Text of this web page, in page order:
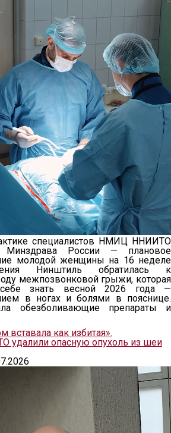
специалистов НМИЦ ННИИТО
России — плановое
молодой женщины на 16 неделе
Нинштиль обратилась к
межпозвонковой грыжи, которая
знать весной 2026 года —
в ногах и болями в пояснице.
обезболивающие препараты и
вставала как избитая».
удалили опасную опухоль из шеи